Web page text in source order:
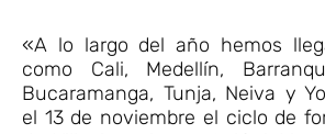
«A lo largo del año hemos
como Cali, Medellín,
Bucaramanga, Tunja, Neiva y
el 13 de noviembre el ciclo de